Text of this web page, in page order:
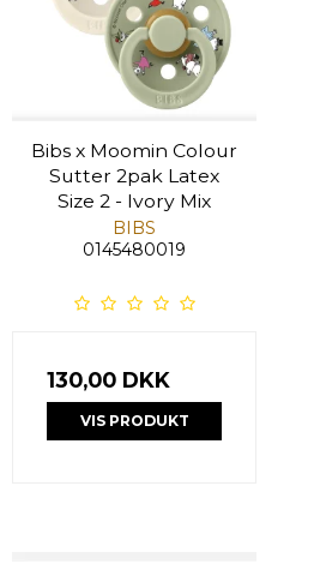
Bibs x Moomin Colour
Sutter 2pak Latex
Size 2 - Ivory Mix
BIBS
0145480019
130,00 DKK
VIS PRODUKT